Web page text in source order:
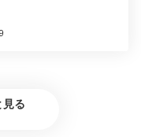
ん
席からも間近に東
見る